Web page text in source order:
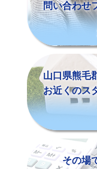
問い合わせ
山口県熊毛
お近くのス
その場